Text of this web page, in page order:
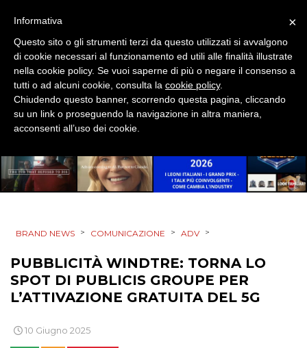
CINEMA
DIGITALE
ESTERNA
TV
DATI
BRAND NEWS > COMUNICAZIONE > ADV >
PUBBLICITÀ WINDTRE: TORNA LO
SPOT DI PUBLICIS GROUPE PER
L’ATTIVAZIONE GRATUITA DEL 5G
10 Giugno 2025
×
Informativa
Questo sito o gli strumenti terzi da questo utilizzati si avvalgono
di cookie necessari al funzionamento ed utili alle finalità illustrate
nella cookie policy. Se vuoi saperne di più o negare il consenso a
tutti o ad alcuni cookie, consulta la cookie policy.
Chiudendo questo banner, scorrendo questa pagina, cliccando
su un link o proseguendo la navigazione in altra maniera,
acconsenti all’uso dei cookie.